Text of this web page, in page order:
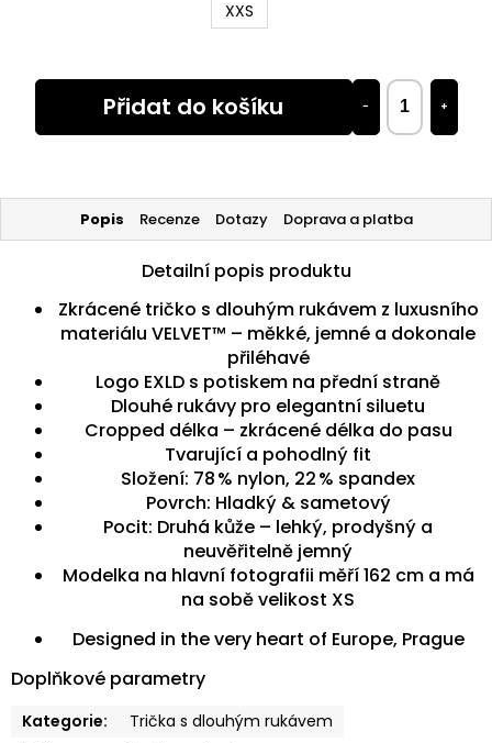
XXS
+
−
Přidat do košíku
Popis Recenze Dotazy Doprava a platba
Detailní popis produktu
Zkrácené tričko s dlouhým rukávem z luxusního
materiálu VELVET™ – měkké, jemné a dokonale
přiléhavé
Logo EXLD s potiskem na přední straně
Dlouhé rukávy pro elegantní siluetu
Cropped délka – zkrácené délka do pasu
Tvarující a pohodlný fit
Složení: 78 % nylon, 22 % spandex
Povrch: Hladký & sametový
Pocit: Druhá kůže – lehký, prodyšný a
neuvěřitelně jemný
Modelka na hlavní fotografii měří 162 cm a má
na sobě velikost XS
Designed in the very heart of Europe, Prague
Doplňkové parametry
Kategorie:
Trička s dlouhým rukávem